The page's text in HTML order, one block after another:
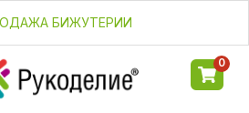
БИЖУТЕРИИ
0